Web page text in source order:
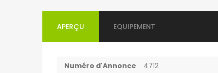
APERÇU EQUIPEMENT
Numéro d'Annonce 4712